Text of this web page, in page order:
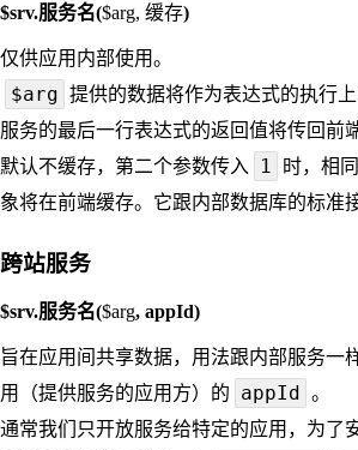
$srv.服务名($arg, 缓存)
仅供应用内部使用。
$arg 提供的数据将作为表达式的执行上
服务的最后一行表达式的返回值将传回前端
默认不缓存，第二个参数传入
1
时，相
象将在前端缓存。它跟内部数据库的标准
跨站服务
$srv.服务名($arg, appId)
旨在应用间共享数据，用法跟内部服务一
用（提供服务的应用方）的
appId
。
通常我们只开放服务给特定的应用，为了